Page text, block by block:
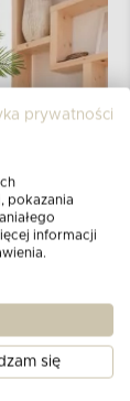
prywatności
pokazania
informacji
się